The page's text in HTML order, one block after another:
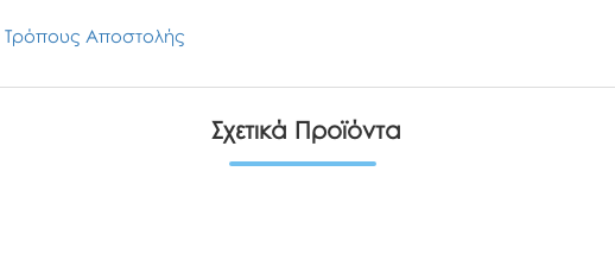
Τρόπους Αποστολής
Σχετικά Προϊόντα